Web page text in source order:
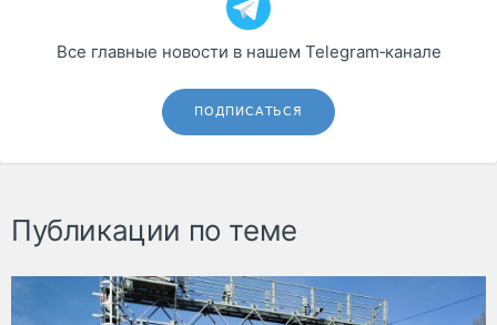
Все главные новости в нашем Telegram‑канале
ПОДПИСАТЬСЯ
Публикации по теме